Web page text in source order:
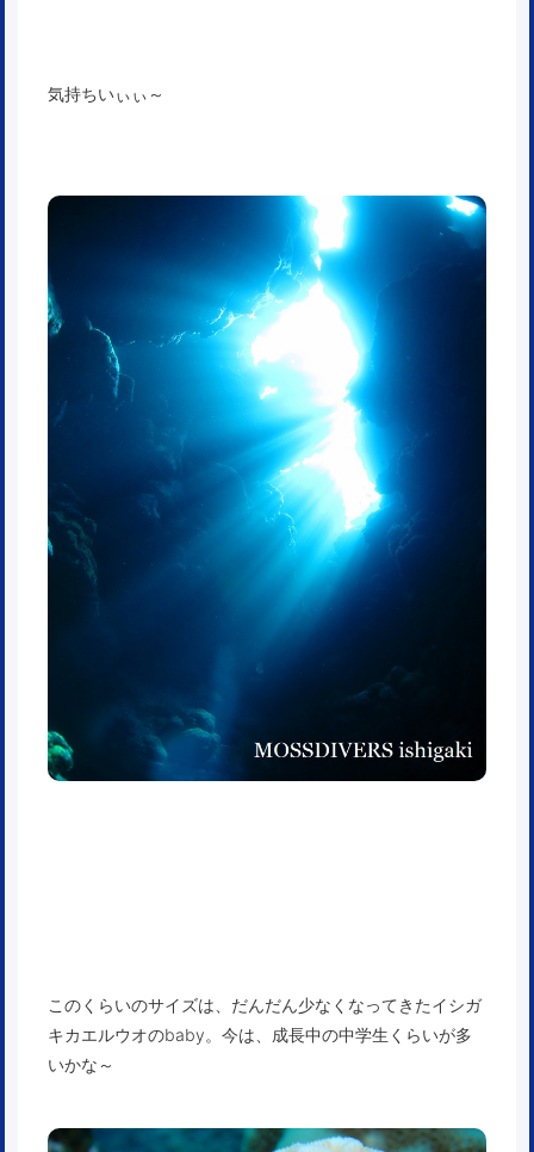
気持ちいぃぃ～
このくらいのサイズは、だんだん少なくなってきたイシガ
キカエルウオのbaby。今は、成長中の中学生くらいが多
いかな～